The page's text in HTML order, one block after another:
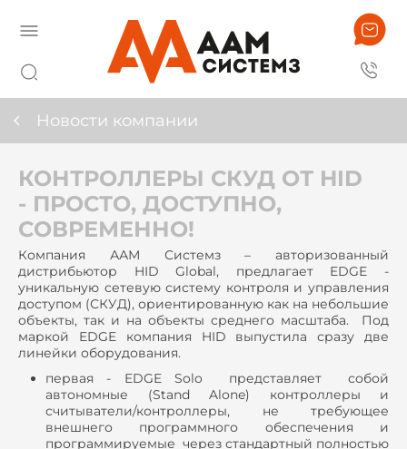
Новости компании
КОНТРОЛЛЕРЫ СКУД ОТ HID
- ПРОСТО, ДОСТУПНО,
СОВРЕМЕННО!
Компания ААМ Системз – авторизованный
дистрибьютор HID Global, предлагает EDGE -
уникальную сетевую систему контроля и управления
доступом (СКУД), ориентированную как на небольшие
объекты, так и на объекты среднего масштаба. Под
маркой EDGE компания HID выпустила сразу две
линейки оборудования.
первая - EDGE Solo представляет собой
автономные (Stand Alone) контроллеры и
считыватели/контроллеры, не требующее
внешнего программного обеспечения и
программируемые через стандартный полностью